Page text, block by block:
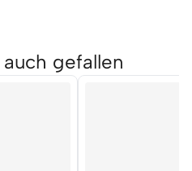
gefallen